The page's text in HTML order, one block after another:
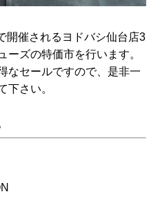
催されるヨドバシ仙台店3
ーズの特価市を行います。
なセールですので、是非一
下さい。